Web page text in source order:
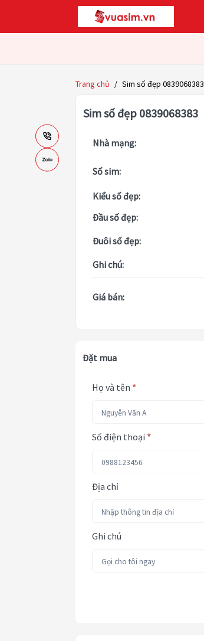
Trang chủ / Sim số đẹp 0839068383
Sim số đẹp 0839068383
Nhà mạng:
Số sim:
Kiểu số đẹp:
Đầu số đẹp:
Đuôi số đẹp:
Ghi chú:
Giá bán:
Đặt mua
Họ và tên *
Số điện thoại *
Địa chỉ
Ghi chú